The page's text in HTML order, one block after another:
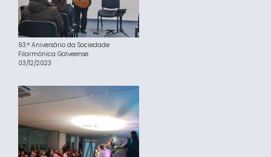
93.° Aniversário da Sociedade
Filarmónica Galveense
03/12/2023